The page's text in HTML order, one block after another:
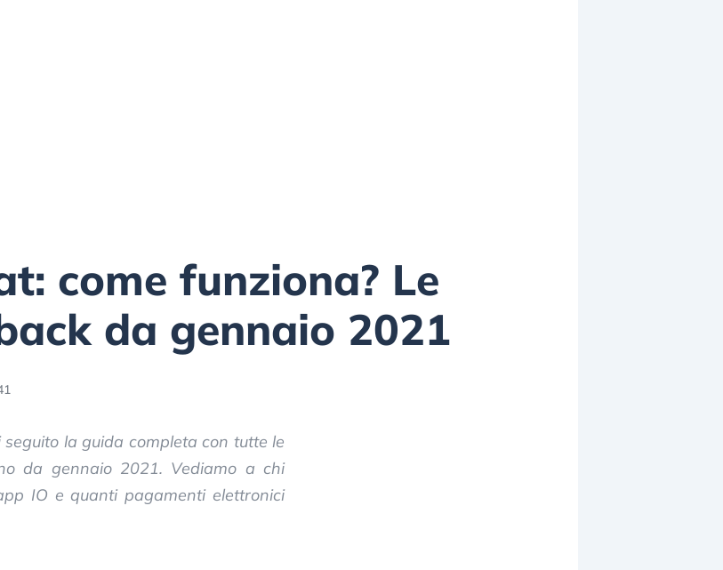
come funziona? Le
da gennaio 2021
la guida completa con tutte le
da gennaio 2021. Vediamo a chi
IO e quanti pagamenti elettronici